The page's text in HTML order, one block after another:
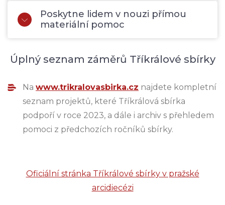
Poskytne lidem v nouzi přímou
materiální pomoc
Úplný seznam záměrů Tříkrálové sbírky
Na www.trikralovasbirka.cz najdete kompletní
seznam projektů, které Tříkrálová sbírka
podpoří v roce 2023, a dále i archiv s přehledem
pomoci z předchozích ročníků sbírky.
Oficiální stránka Tříkrálové sbírky v pražské
arcidiecézi